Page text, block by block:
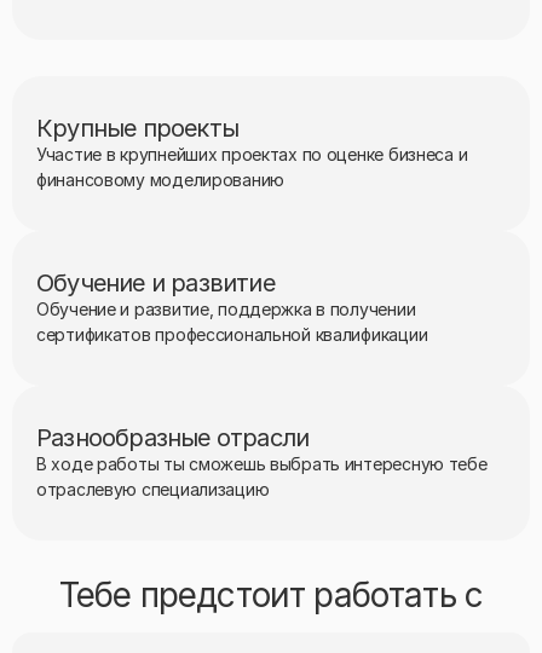
Крупные проекты
Участие в крупнейших проектах по оценке бизнеса и
финансовому моделированию
Обучение и развитие
Обучение и развитие, поддержка в получении
сертификатов профессиональной квалификации
Разнообразные отрасли
В ходе работы ты сможешь выбрать интересную тебе
отраслевую специализацию
Тебе предстоит работать с